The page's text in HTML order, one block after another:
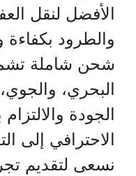
الأفضل لنقل
والطرود
شحن شاملة
البحري،
الجودة
الاحترافي إلى
نسعى لتقديم